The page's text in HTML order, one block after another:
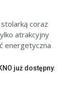
coraz
atrakcyjny
energetyczna
już dostępny.